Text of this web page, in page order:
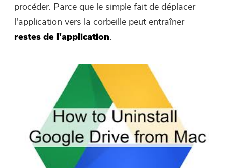
procéder. Parce que le simple fait de déplacer
l'application vers la corbeille peut entraîner
restes de l'application.